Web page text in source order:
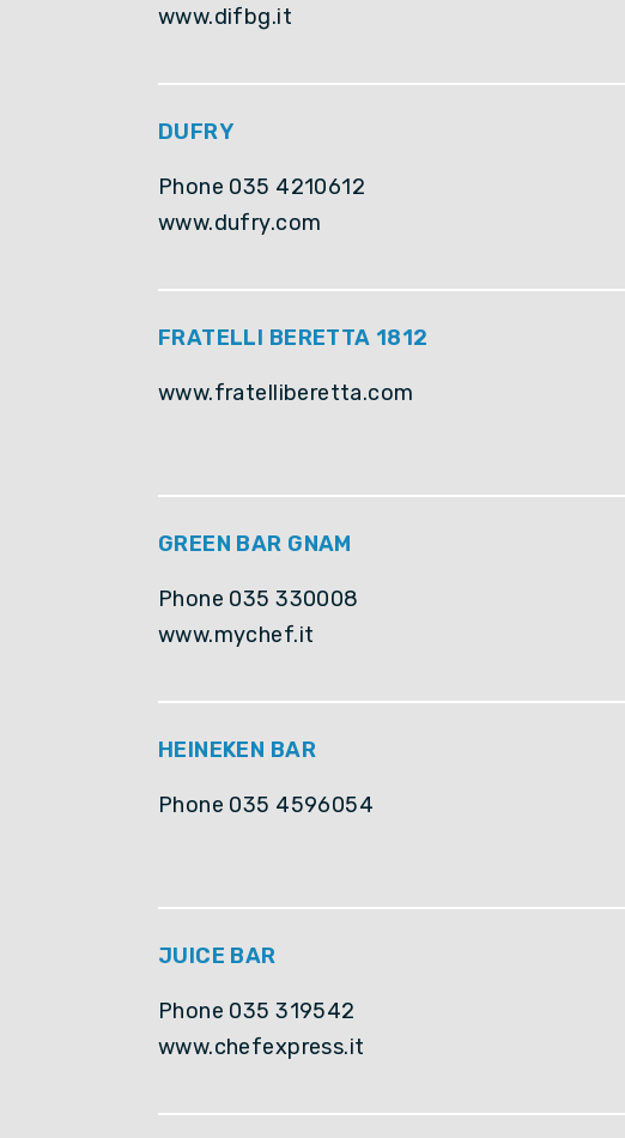
www.difbg.it
DUFRY
Phone 035 4210612
www.dufry.com
FRATELLI BERETTA 1812
www.fratelliberetta.com
GREEN BAR GNAM
Phone 035 330008
www.mychef.it
HEINEKEN BAR
Phone 035 4596054
JUICE BAR
Phone 035 319542
www.chefexpress.it